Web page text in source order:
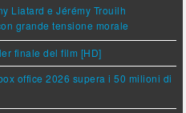
Liatard e Jérémy Trouilh
grande tensione morale
finale del film [HD]
office 2026 supera i 50 milioni di